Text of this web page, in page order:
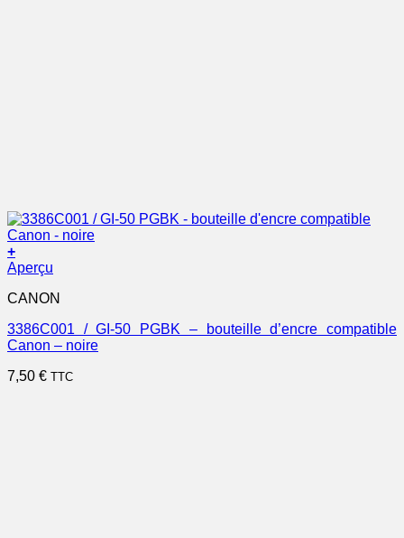
+
Aperçu
CANON
3386C001 / GI-50 PGBK – bouteille d’encre compatible
Canon – noire
7,50 € TTC